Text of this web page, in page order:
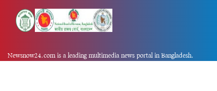
Newsnow24.com is a leading multimedia news portal in Bangladesh.